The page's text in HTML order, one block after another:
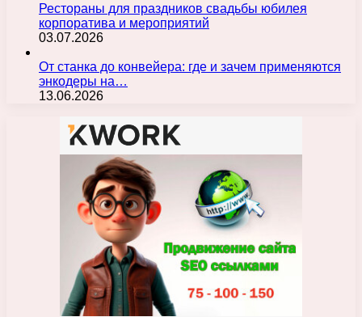
Рестораны для праздников свадьбы юбилея
корпоратива и мероприятий
03.07.2026
От станка до конвейера: где и зачем применяются
энкодеры на…
13.06.2026